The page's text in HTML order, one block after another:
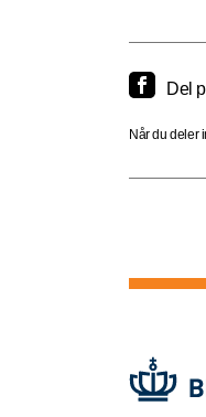
Del
Når du deler